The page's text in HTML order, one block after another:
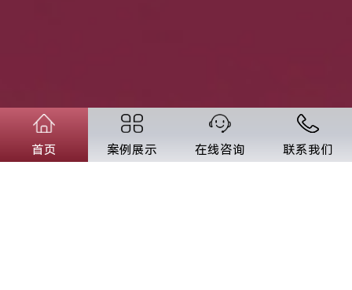
首页 案例展示 在线咨询 联系我们